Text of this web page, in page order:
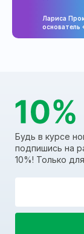
Лариса
основатель
Будь в курсе
подпишись на
10%! Только